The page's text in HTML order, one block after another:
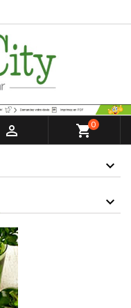
 shopping_cart0